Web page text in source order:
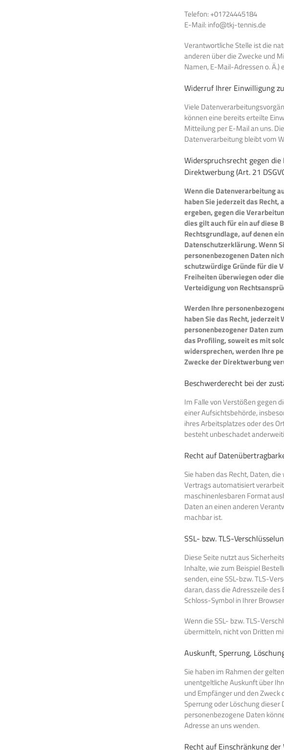
Telefon: +01724445184
E-Mail: info@tkj-tennis.de
Verantwortliche Stelle ist die
anderen über die Zwecke und
Namen, E-Mail-Adressen o. Ä.)
Widerruf Ihrer Einwilligung
Viele
können eine bereits erteilte
Mitteilung per E-Mail an uns.
Datenverarbeitung bleibt vom
Widerspruchsrecht gegen
Direktwerbung (Art. 21
Wenn die Datenverarbeitung
haben Sie jederzeit das Recht,
ergeben, gegen die
dies gilt auch für ein auf diese
Rechtsgrundlage, auf denen
Datenschutzerklärung. Wenn
personenbezogenen Daten
schutzwürdige Gründe für die
Freiheiten überwiegen oder
Verteidigung von
Werden Ihre
haben Sie das Recht,
personenbezogener Daten
das Profiling, soweit es mit
widersprechen, werden Ihre
Zwecke der Direktwerbung
Beschwerderecht bei der
Im Falle von Verstößen gegen
einer Aufsichtsbehörde,
ihres Arbeitsplatzes oder des
besteht unbeschadet
Recht auf
Sie haben das Recht, Daten,
Vertrags automatisiert
maschinenlesbaren Format
Daten an einen anderen
machbar ist.
SSL- bzw. TLS-
Diese Seite nutzt aus
Inhalte, wie zum Beispiel
senden, eine SSL-bzw. TLS-
daran, dass die Adresszeile
Schloss-Symbol in Ihrer
Wenn die SSL- bzw. TLS-
übermitteln, nicht von Dritten
Auskunft, Sperrung,
Sie haben im Rahmen der
unentgeltliche Auskunft über
und Empfänger und den
Sperrung oder Löschung
personenbezogene Daten
Adresse an uns wenden.
Recht auf Einschränkung